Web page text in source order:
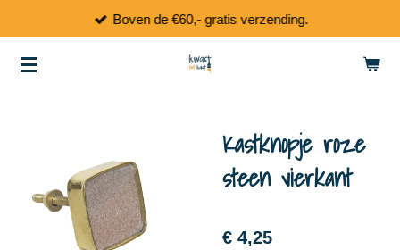
naar
Boven de €60,- gratis verzending.
Kastknopje roze
steen vierkant
€ 4,25